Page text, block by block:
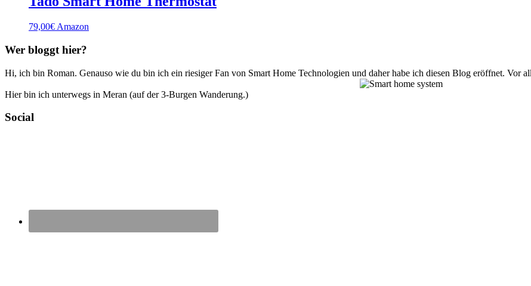
79,00€ Amazon
Wer bloggt hier?
Hi, ich bin Roman. Genauso wie du bin ich ein riesiger Fan von Smart Home Technologien und daher habe ich diesen Blog eröffnet. Vor
Hier bin ich unterwegs in Meran (auf der 3-Burgen Wanderung.)
Social